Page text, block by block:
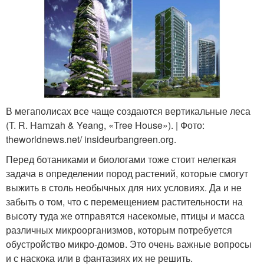
В мегаполисах все чаще создаются вертикальные леса
(T. R. Hamzah & Yeang, «Tree House»). | Фото:
theworldnews.net/ insideurbangreen.org.
Перед ботаниками и биологами тоже стоит нелегкая
задача в определении пород растений, которые смогут
выжить в столь необычных для них условиях. Да и не
забыть о том, что с перемещением растительности на
высоту туда же отправятся насекомые, птицы и масса
различных микроорганизмов, которым потребуется
обустройство микро-домов. Это очень важные вопросы
и с наскока или в фантазиях их не решить.